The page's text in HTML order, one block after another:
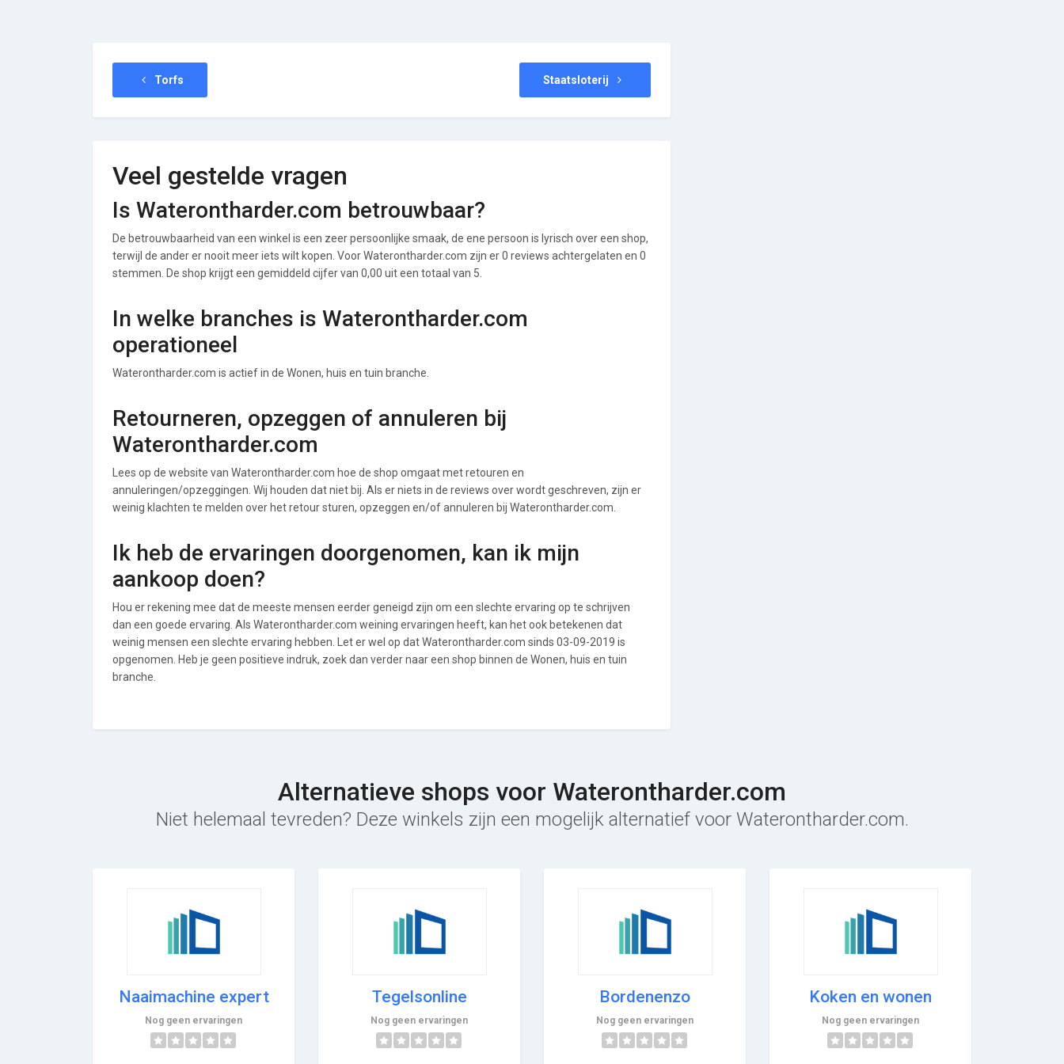
Torfs Staatsloterij
Veel gestelde vragen
Is Waterontharder.com betrouwbaar?
De betrouwbaarheid van een winkel is een zeer persoonlijke smaak, de ene persoon is lyrisch over een shop,
terwijl de ander er nooit meer iets wilt kopen. Voor Waterontharder.com zijn er 0 reviews achtergelaten en 0
stemmen. De shop krijgt een gemiddeld cijfer van 0,00 uit een totaal van 5.
In welke branches is Waterontharder.com
operationeel
Waterontharder.com is actief in de Wonen, huis en tuin branche.
Retourneren, opzeggen of annuleren bij
Waterontharder.com
Lees op de website van Waterontharder.com hoe de shop omgaat met retouren en
annuleringen/opzeggingen. Wij houden dat niet bij. Als er niets in de reviews over wordt geschreven, zijn er
weinig klachten te melden over het retour sturen, opzeggen en/of annuleren bij Waterontharder.com.
Ik heb de ervaringen doorgenomen, kan ik mijn
aankoop doen?
Hou er rekening mee dat de meeste mensen eerder geneigd zijn om een slechte ervaring op te schrijven
dan een goede ervaring. Als Waterontharder.com weining ervaringen heeft, kan het ook betekenen dat
weinig mensen een slechte ervaring hebben. Let er wel op dat Waterontharder.com sinds 03-09-2019 is
opgenomen. Heb je geen positieve indruk, zoek dan verder naar een shop binnen de Wonen, huis en tuin
branche.
Alternatieve shops voor Waterontharder.com
Niet helemaal tevreden? Deze winkels zijn een mogelijk alternatief voor Waterontharder.com.
Naaimachine expert
Nog geen ervaringen
Tegelsonline
Nog geen ervaringen
Bordenenzo
Nog geen ervaringen
Koken en wonen
Nog geen ervaringen